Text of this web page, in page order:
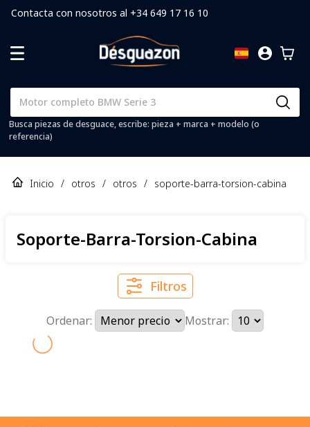
Contacta con nosotros al +34 649 17 16 10
Busca piezas de desguace, escribe: pieza + marca + modelo (o
referencia)
Inicio / otros / otros / soporte-barra-torsion-cabina
Soporte-Barra-Torsion-Cabina
Filtros
Ordenar: Mostrar: